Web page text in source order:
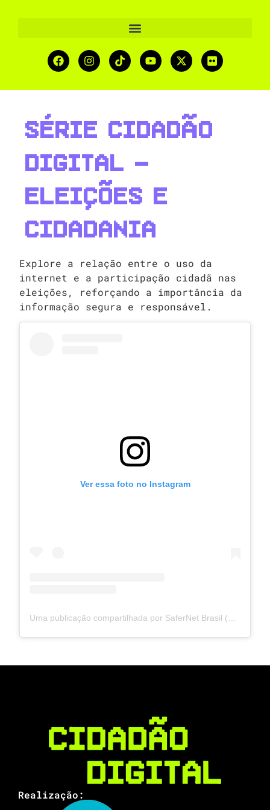
Série Cidadão
Digital –
Eleições e
cidadania
Explore a relação entre o uso da
internet e a participação cidadã nas
eleições, reforçando a importância da
informação segura e responsável.
Ver essa foto no Instagram
Uma publicação compartilhada por SaferNet Brasil (@safernetbr)
Realização: